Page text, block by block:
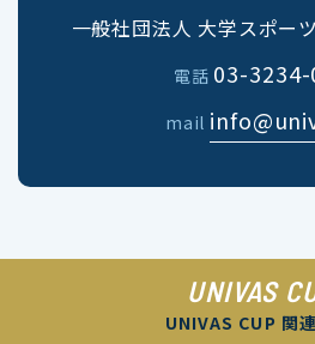
一般社団法人 大学スポー
電話 03-3234-
mail
UNIVAS
UNIVAS CUP 関